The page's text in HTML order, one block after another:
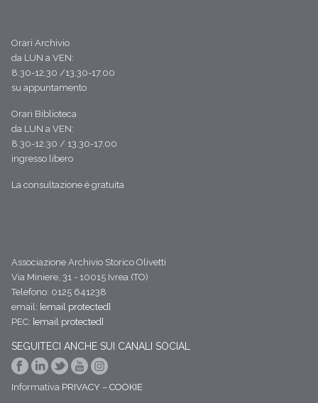
Orari Archivio
da LUN a VEN:
8.30-12.30 /13.30-17.00
su appuntamento
Orari Biblioteca
da LUN a VEN:
8.30-12.30 / 13.30-17.00
ingresso libero
La consultazione è gratuita
Associazione Archivio Storico Olivetti
Via Miniere, 31 - 10015 Ivrea (TO)
Telefono: 0125 641238
email: [email protected]
PEC: [email protected]
SEGUITECI ANCHE SUI CANALI SOCIAL
Informativa PRIVACY – COOKIE